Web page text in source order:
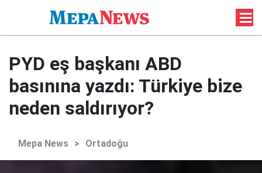
PYD eş başkanı ABD
basınına yazdı: Türkiye bize
neden saldırıyor?
Mepa News > Ortadoğu